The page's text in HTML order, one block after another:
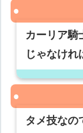
カーリア騎
じゃなけ
タメ技なの